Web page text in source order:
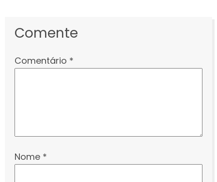
Comente
Comentário *
Nome *